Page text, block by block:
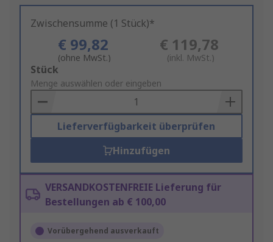
Zwischensumme (1 Stück)*
€ 99,82
(ohne MwSt.)
€ 119,78
(inkl. MwSt.)
Add
to
Basket
Stück
Menge auswählen oder eingeben
Lieferverfügbarkeit überprüfen
Hinzufügen
VERSANDKOSTENFREIE Lieferung für
Bestellungen ab € 100,00
Vorübergehend ausverkauft